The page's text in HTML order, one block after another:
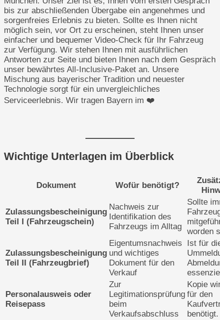
bis zur abschließenden Übergabe ein angenehmes und
sorgenfreies Erlebnis zu bieten. Sollte es Ihnen nicht
möglich sein, vor Ort zu erscheinen, steht Ihnen unser
einfacher und bequemer Video-Check für Ihr Fahrzeug
zur Verfügung. Wir stehen Ihnen mit ausführlichen
Antworten zur Seite und bieten Ihnen nach dem Gespräch
unser bewährtes All-Inclusive-Paket an. Unsere
Mischung aus bayerischer Tradition und neuester
Technologie sorgt für ein unvergleichliches
Serviceerlebnis. Wir tragen Bayern im ❤️
Wichtige Unterlagen im Überblick
Dokument Wofür benötigt?
Zulassungsbescheinigung
Teil I (Fahrzeugschein)
Nachweis zur
Identifikation des
Fahrzeugs im Alltag
Sollte
worden
Zulassungsbescheinigung
Teil II (Fahrzeugbrief)
Eigentumsnachweis
und wichtiges
Dokument für den
Verkauf
Ist für
Personalausweis oder
Reisepass
Zur
Legitimationsprüfung
beim
Verkaufsabschluss
Kopie
für den
benötigt.